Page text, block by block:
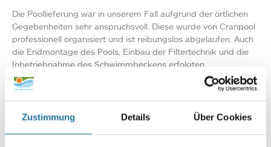
Zustimmung Details Über Cookies
Die Poollieferung war in unserem Fall aufgrund der örtlichen
Gegebenheiten sehr anspruchsvoll. Diese wurde von Cranpool
professionell organisiert und ist reibungslos abgelaufen. Auch
die Endmontage des Pools, Einbau der Filtertechnik und die
Inbetriebnahme des Schwimmbeckens erfolgten
termingerecht und in guter Qualität.